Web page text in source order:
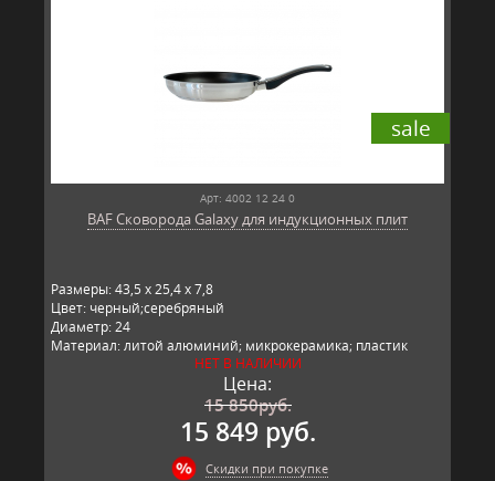
sale
Арт: 4002 12 24 0
BAF Сковорода Galaxy для индукционных плит
Размеры: 43,5 x 25,4 x 7,8
Цвет: черный;серебряный
Диаметр: 24
Материал: литой алюминий; микрокерамика; пластик
Производитель: BAF, Германия
НЕТ В НАЛИЧИИ
Цена:
15 850руб.
15 849 руб.
Скидки при покупке